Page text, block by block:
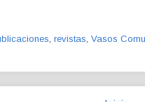
, revistas, Vasos